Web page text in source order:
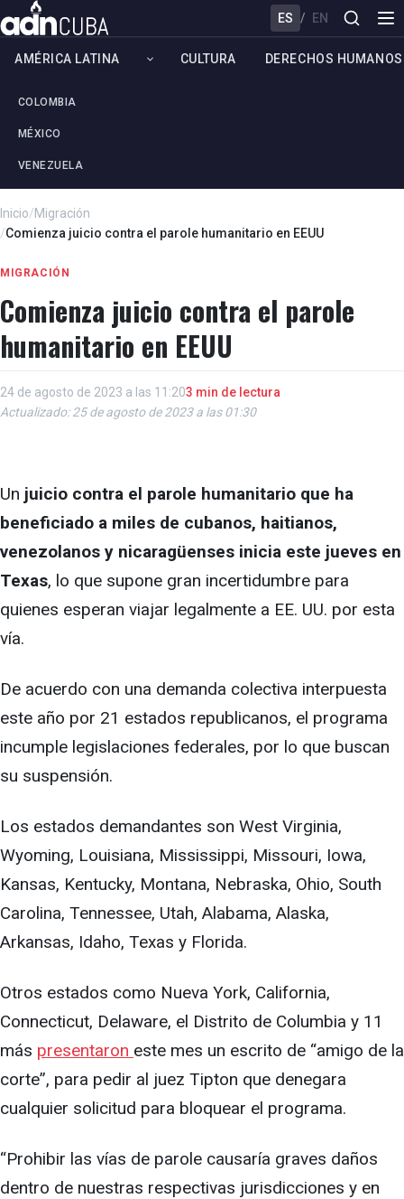
ES / EN
AMÉRICA LATINA
COLOMBIA
MÉXICO
VENEZUELA
CULTURA DERECHOS HUMANOS
Inicio/Migración
/Comienza juicio contra el parole humanitario en EEUU
MIGRACIÓN
Comienza juicio contra el parole
humanitario en EEUU
24 de agosto de 2023 a las 11:203 min de lectura
Actualizado: 25 de agosto de 2023 a las 01:30
Un juicio contra el parole humanitario que ha
beneficiado a miles de cubanos, haitianos,
venezolanos y nicaragüenses inicia este jueves en
Texas, lo que supone gran incertidumbre para
quienes esperan viajar legalmente a EE. UU. por esta
vía.
De acuerdo con una demanda colectiva interpuesta
este año por 21 estados republicanos, el programa
incumple legislaciones federales, por lo que buscan
su suspensión.
Los estados demandantes son West Virginia,
Wyoming, Louisiana, Mississippi, Missouri, Iowa,
Kansas, Kentucky, Montana, Nebraska, Ohio, South
Carolina, Tennessee, Utah, Alabama, Alaska,
Arkansas, Idaho, Texas y Florida.
Otros estados como Nueva York, California,
Connecticut, Delaware, el Distrito de Columbia y 11
más presentaron este mes un escrito de “amigo de la
corte”, para pedir al juez Tipton que denegara
cualquier solicitud para bloquear el programa.
“Prohibir las vías de parole causaría graves daños
dentro de nuestras respectivas jurisdicciones y en